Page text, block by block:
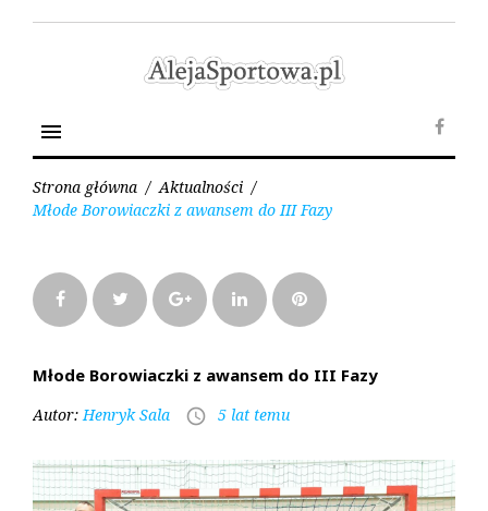
menu
Strona główna / Aktualności /
Młode Borowiaczki z awansem do III Fazy
FacebookTwitter Google+LinkedInPinterest
Młode Borowiaczki z awansem do III Fazy
Autor: Henryk Sala access_time 5 lat temu